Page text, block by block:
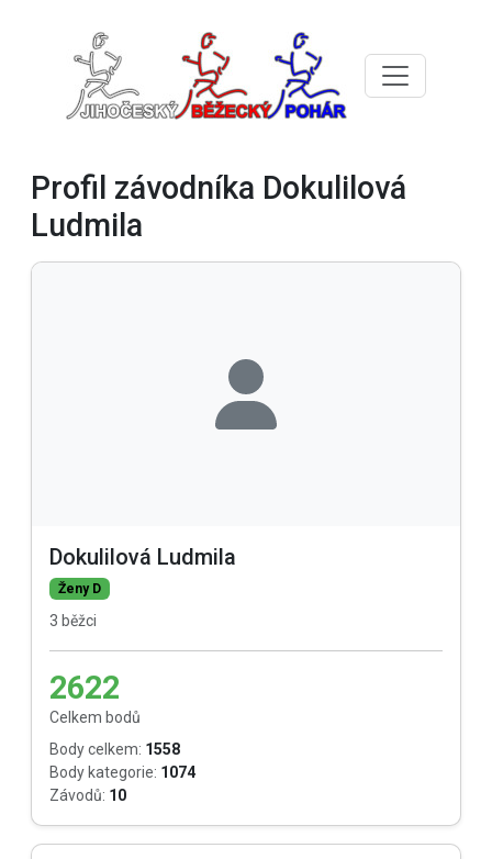
Profil závodníka Dokulilová
Ludmila
Dokulilová Ludmila
Ženy D
3 běžci
2622
Celkem bodů
Body celkem: 1558
Body kategorie: 1074
Závodů: 10